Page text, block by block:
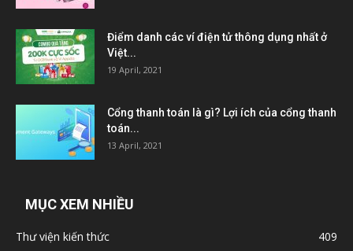
Điểm danh các ví điện tử thông dụng nhất ở
Việt...
19 April, 2021
Cổng thanh toán là gì? Lợi ích của cổng thanh
toán...
13 April, 2021
MỤC XEM NHIỀU
Thư viện kiến thức
409